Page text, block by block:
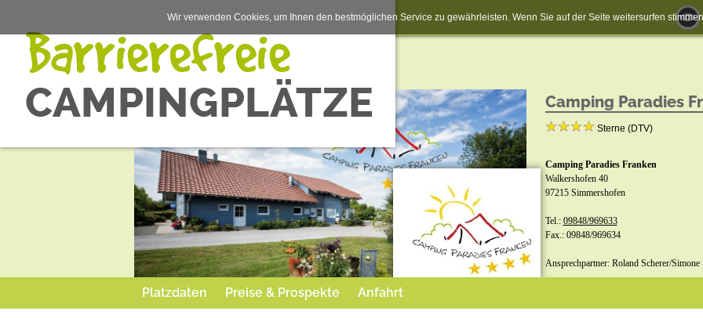
Camping Paradies
Sterne (DTV)
Camping Paradies Franken
Walkershofen 40
97215 Simmershofen
Tel.: 09848/969633
Fax.: 09848/969634
Ansprechpartner: Roland Scherer/Simone
Platzdaten Preise & Prospekte Anfahrt
Wir verwenden Cookies, um Ihnen den bestmöglichen Service zu gewährleisten. Wenn Sie auf der Seite weitersurfen